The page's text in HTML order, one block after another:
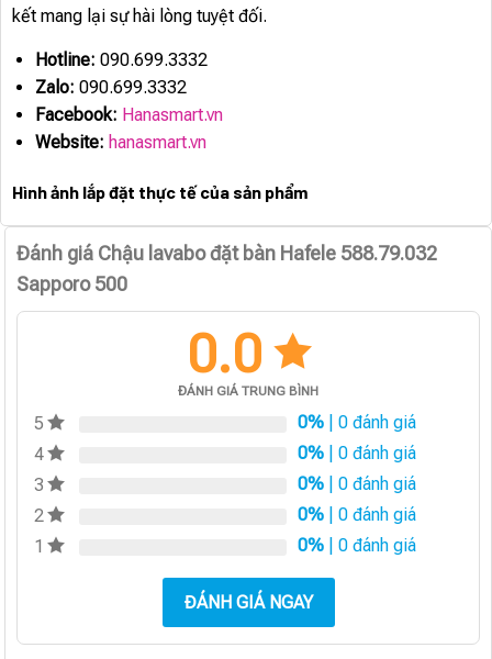
kết mang lại sự hài lòng tuyệt đối.
Hotline: 090.699.3332
Zalo: 090.699.3332
Facebook: Hanasmart.vn
Website: hanasmart.vn
Hình ảnh lắp đặt thực tế của sản phẩm
Đánh giá Chậu lavabo đặt bàn Hafele 588.79.032
Sapporo 500
0.0
ĐÁNH GIÁ TRUNG BÌNH
5 0% | 0 đánh giá
4
0% | 0 đánh giá
3
0% | 0 đánh giá
2
0% | 0 đánh giá
1
0% | 0 đánh giá
ĐÁNH GIÁ NGAY